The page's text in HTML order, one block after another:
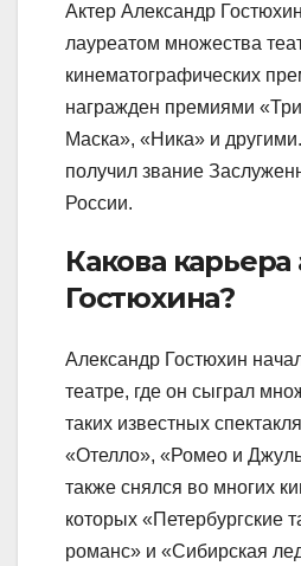
Актер Александр
лауреатом множества
кинематографических
награжден премиями
Маска», «Ника» и
получил звание
России.
Какова карьера
Гостюхина?
Александр Гостюхин
театре, где он сыграл
таких известных
«Отелло», «Ромео и
также снялся во многих
которых «Петербургские
романс» и «Сибирская